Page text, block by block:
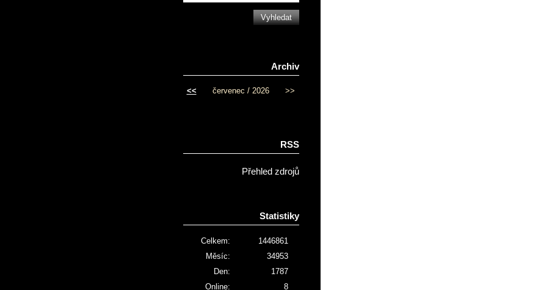
Archiv
<< červenec / 2026 >>
RSS
Přehled zdrojů
Statistiky
Online: 8
Celkem:
1446861
Měsíc:
34953
Den:
1787